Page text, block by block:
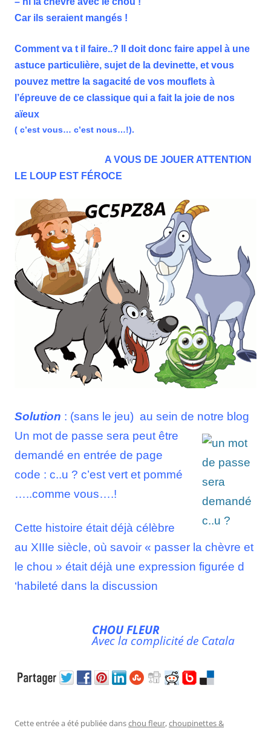
Car ils seraient mangés !
Comment va t il faire..? Il doit donc faire appel à une
astuce particulière, sujet de la devinette, et vous
pouvez mettre la sagacité de vos mouflets à
l’épreuve de ce classique qui a fait la joie de nos
aïeux
( c’est vous… c’est nous…!).
A VOUS DE JOUER ATTENTION
LE LOUP EST FÉROCE
Solution : (sans le jeu) au sein de notre blog
Un mot de passe sera peut être
demandé en entrée de page
code : c..u ? c’est vert et pommé
…..comme vous….!
Cette histoire était déjà célèbre
au XIIIe siècle, où savoir « passer la chèvre et
le chou » était déjà une expression figurée d
‘habileté dans la discussion
CHOU FLEUR
Avec la complicité de Catala
Cette entrée a été publiée danschou fleur,choupinettes &